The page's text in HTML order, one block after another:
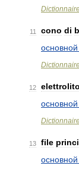
11 cono di
основной
12 elettrolito
основной
13 file
основной